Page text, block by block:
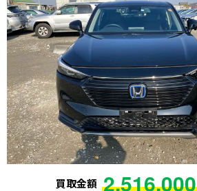
買取金額 2,516,000